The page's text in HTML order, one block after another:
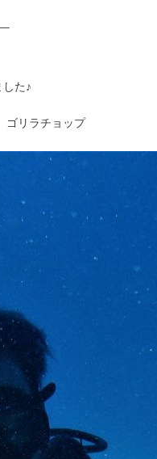
た♪
リラチョップ